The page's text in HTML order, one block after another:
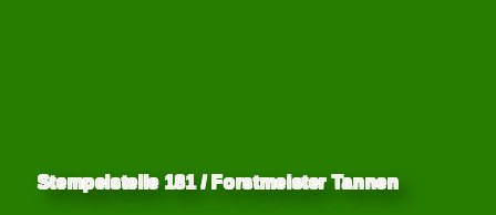
Stempelstelle 181 / Forstmeister Tannen